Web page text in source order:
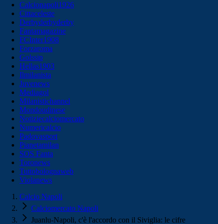
Calcionapoli1926
Cittaceleste
Derbyderbyderby
Fantamagazine
FCInter1908
Forzaroma
Golssip
Hellas1903
Ilmilanista
Juvenews
Mediagol
Milanistichannel
Mondoudinese
Notiziecalciomercato
Numericalcio
Padovasport
Pianetamilan
SOS Fanta
Toronews
Tuttobolognaweb
Violanews
Calcio Napoli
Calciomercato Napoli
Juanlu-Napoli, c'è l'accordo con il Siviglia: le cifre